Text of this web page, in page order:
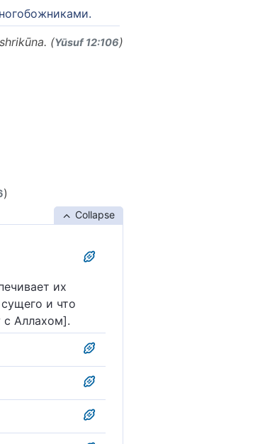
(Yūsuf 12:106)
)
Collapse
их
и что
с Аллахом].